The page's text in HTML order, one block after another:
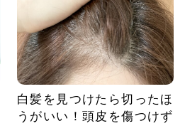
癖は、...
かえで
もっと見る
たいと...
さくら
もっと見る
かえで
もっと見る
容室の...
かえで
もっと見る
ンのリ...
chicca
もっと見る
ん。以下...
メガネ
もっと見る
か？そ...
さくら
もっと見る
たのが...
あかり
もっと見る
ージ」...
あかり
もっと見る
し始め...
あおい
もっと見る
さな
もっと見る
ルルルン ハイドラシリーズを使いたい
けれど、種類が多くてどれを選べばい
いか...
さな
もっと見る
医師の管理のもと、科学的根拠に基づ
いて行う「医療ダイエット」は、自己
流のダ...
さな
もっと見る
白髪を見つけたら切ったほ
うがいい！頭皮を傷つけず